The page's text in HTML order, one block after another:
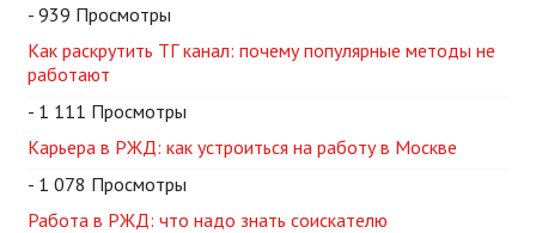
- 939 Просмотры
Как раскрутить ТГ канал: почему популярные методы не
работают
- 1 111 Просмотры
Карьера в РЖД: как устроиться на работу в Москве
- 1 078 Просмотры
Работа в РЖД: что надо знать соискателю